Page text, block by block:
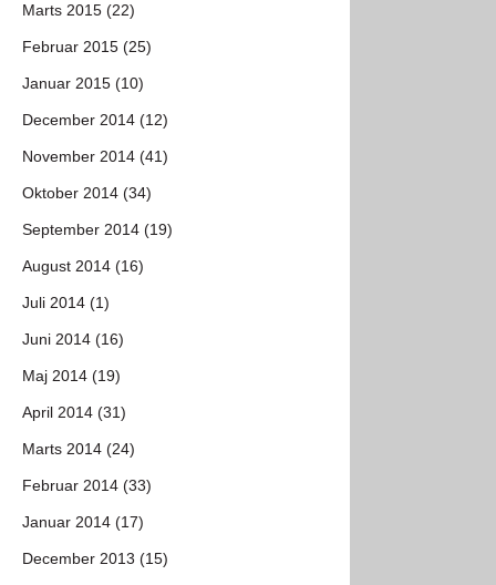
Marts 2015 (22)
Februar 2015 (25)
Januar 2015 (10)
December 2014 (12)
November 2014 (41)
Oktober 2014 (34)
September 2014 (19)
August 2014 (16)
Juli 2014 (1)
Juni 2014 (16)
Maj 2014 (19)
April 2014 (31)
Marts 2014 (24)
Februar 2014 (33)
Januar 2014 (17)
December 2013 (15)